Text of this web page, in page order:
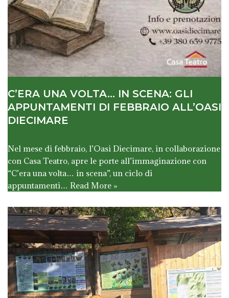
C’ERA UNA VOLTA… IN SCENA: GLI
APPUNTAMENTI DI FEBBRAIO ALL’OASI
DIECIMARE
Nel mese di febbraio, l’Oasi Diecimare, in collaborazione
con Casa Teatro, apre le porte all’immaginazione con
“C’era una volta… in scena”, un ciclo di
appuntamenti… Read More »